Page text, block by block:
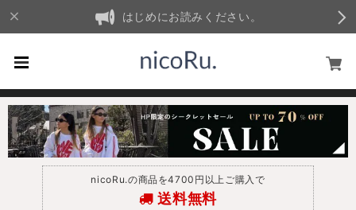
はじめにお読みください。
nicoRu.の商品を4700円以上ご購入で
送料無料